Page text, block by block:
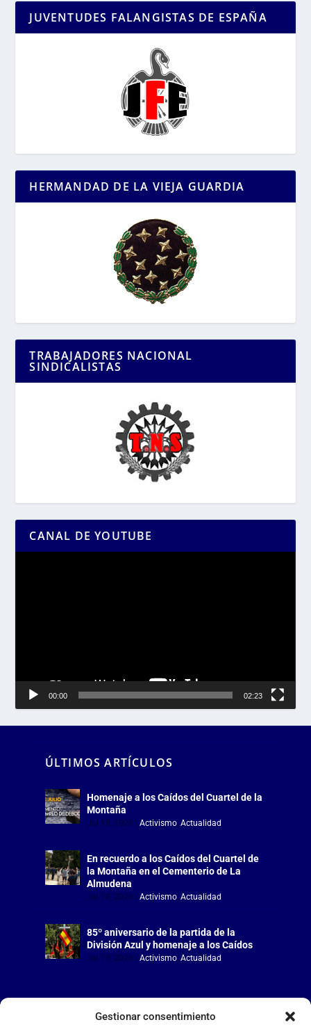
Gestionar consentimiento
JUVENTUDES FALANGISTAS DE ESPAÑA
HERMANDAD DE LA VIEJA GUARDIA
TRABAJADORES NACIONAL
SINDICALISTAS
CANAL DE YOUTUBE
00:00 02:23
ÚLTIMOS ARTÍCULOS
Homenaje a los Caídos del Cuartel de la
Montaña
Jul 18, 2026 Activismo, Actualidad
En recuerdo a los Caídos del Cuartel de
la Montaña en el Cementerio de La
Almudena
Jul 18, 2026 Activismo, Actualidad
85º aniversario de la partida de la
División Azul y homenaje a los Caídos
Jul 15, 2026 Activismo, Actualidad